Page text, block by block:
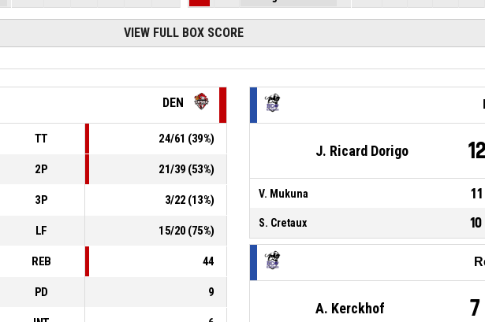
VIEW FULL BOX SCORE
DEN
TT 24/61 (39%)
2P 21/39 (53%)
3P 3/22 (13%)
LF 15/20 (75%)
REB 44
PD 9
J. Ricard Dorigo 12
V. Mukuna 11
S. Cretaux 10
A. Kerckhof 7